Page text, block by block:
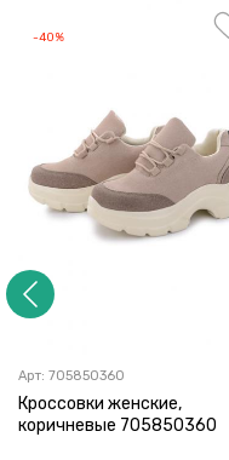
-40%
Арт: 705850360
Кроссовки женские,
коричневые 705850360